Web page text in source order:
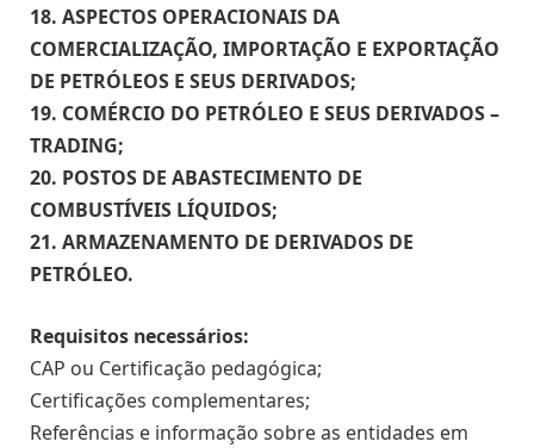
18. ASPECTOS OPERACIONAIS DA
COMERCIALIZAÇÃO, IMPORTAÇÃO E EXPORTAÇÃO
DE PETRÓLEOS E SEUS DERIVADOS;
19. COMÉRCIO DO PETRÓLEO E SEUS DERIVADOS –
TRADING;
20. POSTOS DE ABASTECIMENTO DE
COMBUSTÍVEIS LÍQUIDOS;
21. ARMAZENAMENTO DE DERIVADOS DE
PETRÓLEO.
Requisitos necessários:
CAP ou Certificação pedagógica;
Certificações complementares;
Referências e informação sobre as entidades em